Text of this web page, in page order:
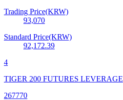
Trading Price(KRW)
93,070
Standard Price(KRW)
92,172.39
4
TIGER 200 FUTURES LEVERAGE
267770